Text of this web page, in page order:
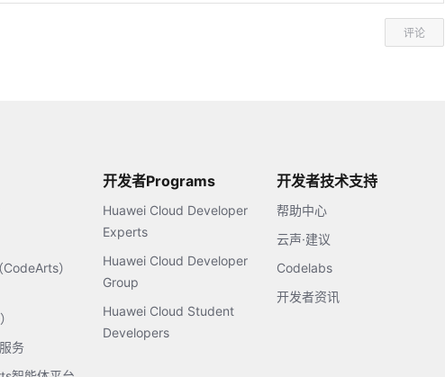
评论
）
务
开发者Programs
Huawei Cloud Developer
Experts
Huawei Cloud Developer
Group
Huawei Cloud Student
Developers
开发者技术支持
帮助中心
云声·建议
Codelabs
开发者资讯